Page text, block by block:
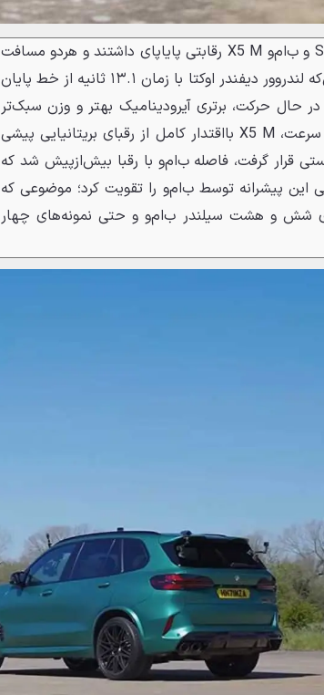
در درگ‌های از حالت سکون، رنجروور اسپرت SV و ب‌ام‌و X5 M رقابتی پایاپای داشتند و هردو مسافت
۴۰۰ متر را در زمان ۱۲ ثانیه طی کردند درحالی‌که لندروور دیفندر اوکتا با زمان ۱۳.۱ ثانیه از خط پایان
حال حرکت، برتری آیرودینامیک بهتر و وزن سبک‌تر
خالص ب‌ام‌و به‌وضوح نمایان شد. با افزایش سرعت، X5 M بااقتدار کامل از رقبای بریتانیایی پیشی
قرار گرفت، فاصله ب‌ام‌و با رقبا بیش‌ازپیش شد که
این پیشرانه توسط ب‌ام‌و را تقویت کرد؛ موضوعی که
شش و هشت سیلندر ب‌ام‌و و حتی نمونه‌های چهار